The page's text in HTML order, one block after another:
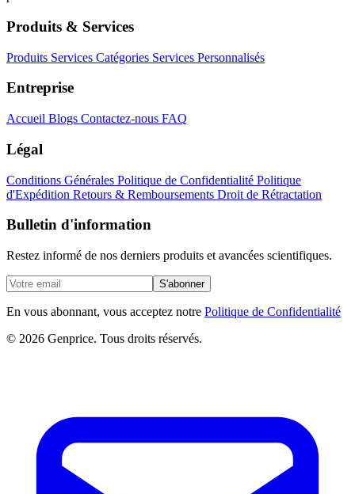
Produits & Services
Produits Services Catégories Services Personnalisés
Entreprise
Accueil Blogs Contactez-nous FAQ
Légal
Conditions Générales Politique de Confidentialité Politique
d'Expédition Retours & Remboursements Droit de Rétractation
Bulletin d'information
Restez informé de nos derniers produits et avancées scientifiques.
S'abonner
En vous abonnant, vous acceptez notre Politique de Confidentialité
© 2026 Genprice. Tous droits réservés.